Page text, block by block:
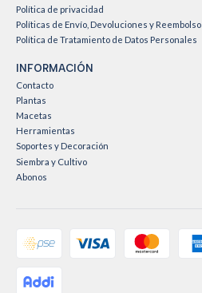
Política de privacidad
Políticas de Envío, Devoluciones y Reembolso
Política de Tratamiento de Datos Personales
INFORMACIÓN
Contacto
Plantas
Macetas
Herramientas
Soportes y Decoración
Siembra y Cultivo
Abonos